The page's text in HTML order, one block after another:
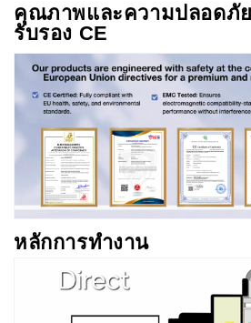
คุณภาพและความปลอดภั
รับรอง CE
หลักการทำงาน